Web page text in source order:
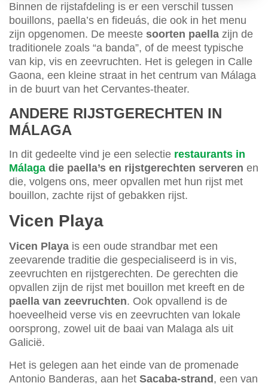
Binnen de rijstafdeling is er een verschil tussen
bouillons, paella’s en fideuás, die ook in het menu
zijn opgenomen. De meeste soorten paella zijn de
traditionele zoals “a banda”, of de meest typische
van kip, vis en zeevruchten. Het is gelegen in Calle
Gaona, een kleine straat in het centrum van Málaga
in de buurt van het Cervantes-theater.
ANDERE RIJSTGERECHTEN IN
MÁLAGA
In dit gedeelte vind je een selectie restaurants in
Málaga die paella’s en rijstgerechten serveren en
die, volgens ons, meer opvallen met hun rijst met
bouillon, zachte rijst of gebakken rijst.
Vicen Playa
Vicen Playa is een oude strandbar met een
zeevarende traditie die gespecialiseerd is in vis,
zeevruchten en rijstgerechten. De gerechten die
opvallen zijn de rijst met bouillon met kreeft en de
paella van zeevruchten. Ook opvallend is de
hoeveelheid verse vis en zeevruchten van lokale
oorsprong, zowel uit de baai van Malaga als uit
Galicië.
Het is gelegen aan het einde van de promenade
Antonio Banderas, aan het Sacaba-strand , een van